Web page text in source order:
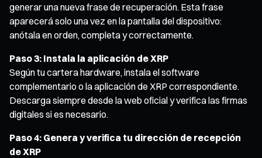
generar una nueva frase de recuperación. Esta frase
aparecerá solo una vez en la pantalla del dispositivo:
anótala en orden, completa y correctamente.
Paso 3: Instala la aplicación de XRP
Según tu cartera hardware, instala el software
complementario o la aplicación de XRP correspondiente.
Descarga siempre desde la web oficial y verifica las firmas
digitales si es necesario.
Paso 4: Genera y verifica tu dirección de recepción
de XRP